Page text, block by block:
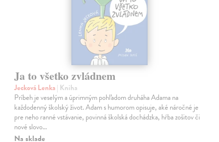
Ja to všetko zvládnem
Jecková Lenka| Kniha
Príbeh je veselým a úprimným pohľadom druháha Adama na
každodenný školský život. Adam s humorom opisuje, aké náročné je
pre neho ranné vstávanie, povinná školská dochádzka, hŕba zošitov či
nové slovo…
Na sklade